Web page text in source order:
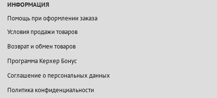
ИНФОРМАЦИЯ
Помощь при оформлении заказа
Условия продажи товаров
Возврат и обмен товаров
Программа Керхер Бонус
Соглашение о персональных данных
Политика конфиденциальности